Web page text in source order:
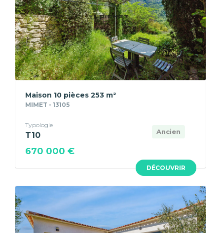
DÉCOUVRIR
Maison 10 pièces 253 m²
MIMET - 13105
Ancien
Typologie
T10
670 000 €